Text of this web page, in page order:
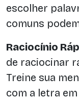
escolher
comuns
Raciocínio
de raciocinar
Treine sua
com a letra